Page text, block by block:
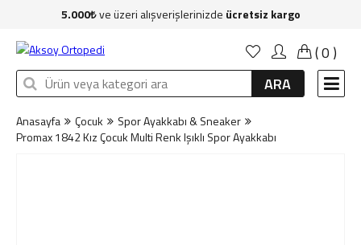
Kadın
Erkek
Çocuk
5.000 ve üzeri alışverişlerinizde ücretsiz kargo
(0 )
ARA
Anasayfa Çocuk
Spor Ayakkabı & Sneaker
Promax 1842 Kız Çocuk Multi Renk Işıklı Spor Ayakkabı